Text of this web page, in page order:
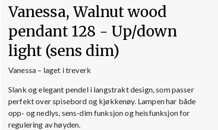
Vanessa, Walnut wood
pendant 128 - Up/down
light (sens dim)
Vanessa – laget i treverk
Slank og elegant pendel i langstrakt design, som passer
perfekt over spisebord og kjøkkenøy. Lampen har både
opp- og nedlys, sens-dim funksjon og heisfunksjon for
regulering av høyden.